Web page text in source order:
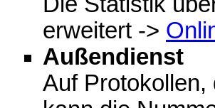
erweitert ->
Außendienst
Auf Protokollen,